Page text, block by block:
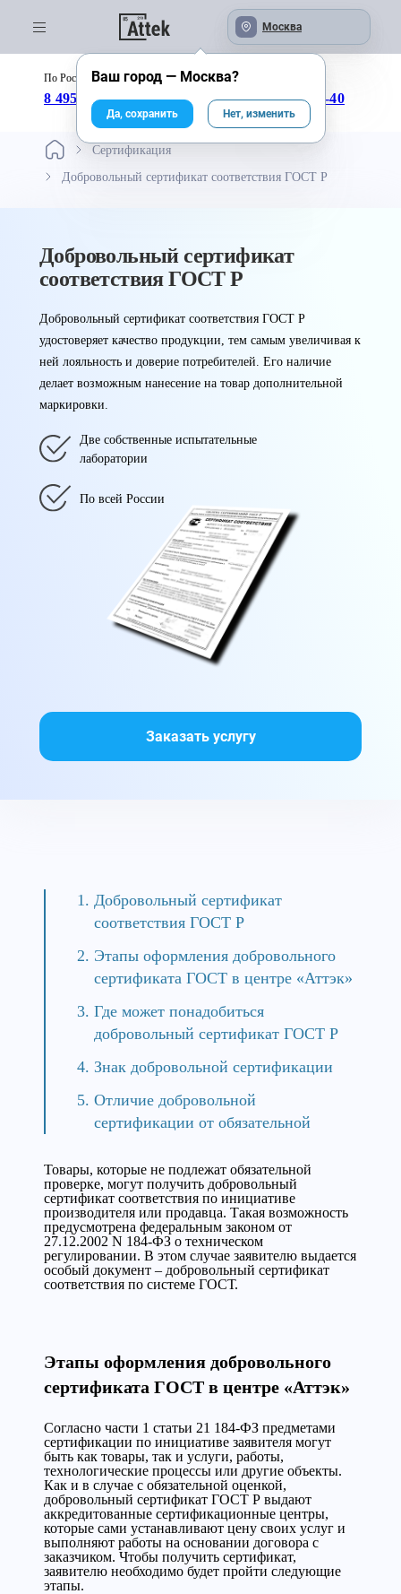
Москва
По России бесплатно:
8 495 246-04-43 8 800 333-25-40
Сертификация
Добровольный сертификат соответствия ГОСТ Р
Добровольный сертификат
соответствия ГОСТ Р
Добровольный сертификат соответствия ГОСТ Р
удостоверяет качество продукции, тем самым увеличивая к
ней лояльность и доверие потребителей. Его наличие
делает возможным нанесение на товар дополнительной
маркировки.
Две собственные испытательные
лаборатории
По всей России
Заказать услугу
Добровольный сертификат
соответствия ГОСТ Р
Этапы оформления добровольного
сертификата ГОСТ в центре «Аттэк»
Где может понадобиться
добровольный сертификат ГОСТ Р
Знак добровольной сертификации
Отличие добровольной
сертификации от обязательной
Товары, которые не подлежат обязательной
проверке, могут получить добровольный
сертификат соответствия по инициативе
производителя или продавца. Такая возможность
предусмотрена федеральным законом от
27.12.2002 N 184-ФЗ о техническом
регулировании. В этом случае заявителю выдается
особый документ – добровольный сертификат
соответствия по системе ГОСТ.
Этапы оформления добровольного
сертификата ГОСТ в центре «Аттэк»
Согласно части 1 статьи 21 184-ФЗ предметами
сертификации по инициативе заявителя могут
быть как товары, так и услуги, работы,
технологические процессы или другие объекты.
Как и в случае с обязательной оценкой,
добровольный сертификат ГОСТ Р выдают
аккредитованные сертификационные центры,
которые сами устанавливают цену своих услуг и
выполняют работы на основании договора с
заказчиком. Чтобы получить сертификат,
заявителю необходимо будет пройти следующие
этапы.
Ваш город — Москва?
Да, сохранить Нет, изменить